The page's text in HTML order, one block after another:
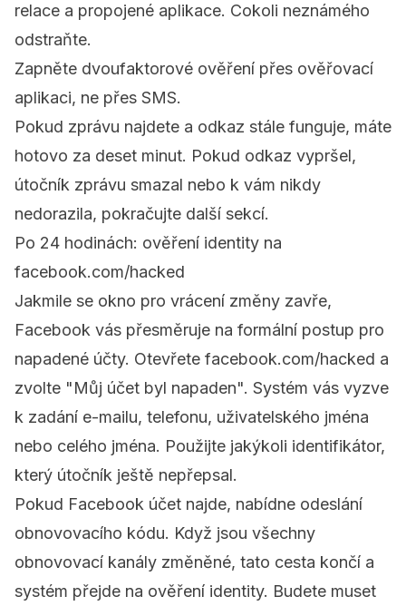
relace a propojené aplikace. Cokoli neznámého
odstraňte.
Zapněte dvoufaktorové ověření přes ověřovací
aplikaci, ne přes SMS.
Pokud zprávu najdete a odkaz stále funguje, máte
hotovo za deset minut. Pokud odkaz vypršel,
útočník zprávu smazal nebo k vám nikdy
nedorazila, pokračujte další sekcí.
Po 24 hodinách: ověření identity na
facebook.com/hacked
Jakmile se okno pro vrácení změny zavře,
Facebook vás přesměruje na formální postup pro
napadené účty. Otevřete facebook.com/hacked a
zvolte "Můj účet byl napaden". Systém vás vyzve
k zadání e-mailu, telefonu, uživatelského jména
nebo celého jména. Použijte jakýkoli identifikátor,
který útočník ještě nepřepsal.
Pokud Facebook účet najde, nabídne odeslání
obnovovacího kódu. Když jsou všechny
obnovovací kanály změněné, tato cesta končí a
systém přejde na ověření identity. Budete muset